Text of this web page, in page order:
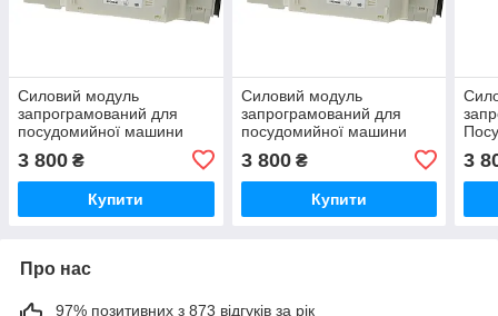
Силовий модуль
запрограмований для
посудомийної машини
3 800 ₴
Купити
Силовий модуль
запрограмований для
посудомийної машини
3 800₴
Купити
3
Про нас
97% позитивних з 873 відгуків за рік